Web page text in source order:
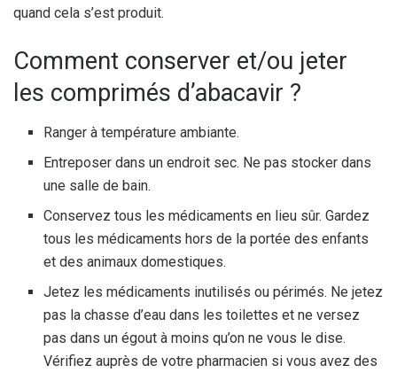
quand cela s’est produit.
Comment conserver et/ou jeter
les comprimés d’abacavir ?
Ranger à température ambiante.
Entreposer dans un endroit sec. Ne pas stocker dans
une salle de bain.
Conservez tous les médicaments en lieu sûr. Gardez
tous les médicaments hors de la portée des enfants
et des animaux domestiques.
Jetez les médicaments inutilisés ou périmés. Ne jetez
pas la chasse d’eau dans les toilettes et ne versez
pas dans un égout à moins qu’on ne vous le dise.
Vérifiez auprès de votre pharmacien si vous avez des